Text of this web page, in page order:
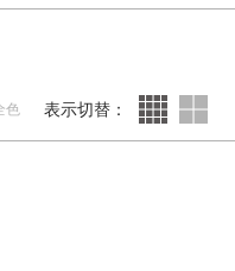
色 表示切替：